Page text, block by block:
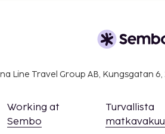
Line Travel Group AB, Kungsgatan 6,
Working at
Sembo
Turvallista